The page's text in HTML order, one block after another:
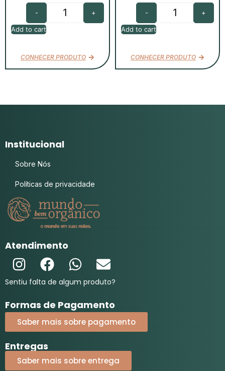
- +
Add to cart
CONHECER PRODUTO
- +
Add to cart
CONHECER PRODUTO
Institucional
Sobre Nós
Políticas de privacidade
Atendimento
Sentiu falta de algum produto?
Formas de Pagamento
Saber mais sobre pagamento
Entregas
Saber mais sobre entrega